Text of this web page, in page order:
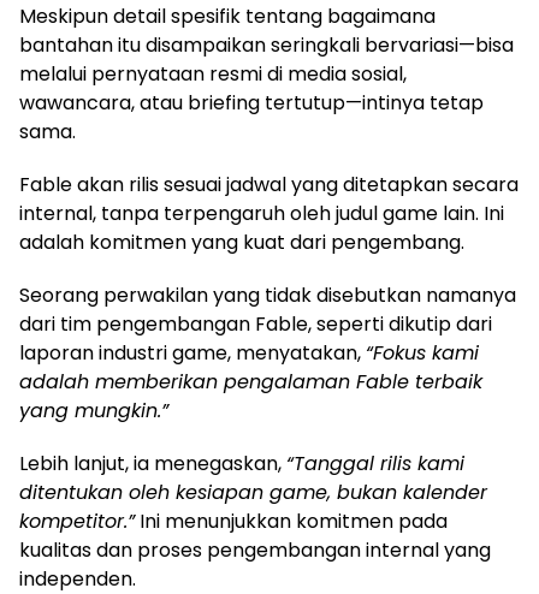
Meskipun detail spesifik tentang bagaimana
bantahan itu disampaikan seringkali bervariasi—bisa
melalui pernyataan resmi di media sosial,
wawancara, atau briefing tertutup—intinya tetap
sama.
Fable akan rilis sesuai jadwal yang ditetapkan secara
internal, tanpa terpengaruh oleh judul game lain. Ini
adalah komitmen yang kuat dari pengembang.
Seorang perwakilan yang tidak disebutkan namanya
dari tim pengembangan Fable, seperti dikutip dari
laporan industri game, menyatakan, “Fokus kami
adalah memberikan pengalaman Fable terbaik
yang mungkin.”
Lebih lanjut, ia menegaskan, “Tanggal rilis kami
ditentukan oleh kesiapan game, bukan kalender
kompetitor.”Ini menunjukkan komitmen pada
kualitas dan proses pengembangan internal yang
independen.